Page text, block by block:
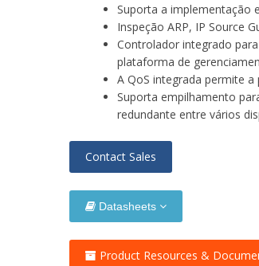
Suporta a implementação
Inspeção ARP, IP Source
Controlador integrado
plataforma de
A QoS integrada permite
Suporta empilhamento
redundante entre vários
Contact Sales
Datasheets
Product Resources &